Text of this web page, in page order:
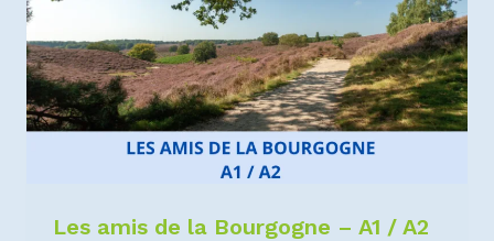
Les amis de la Bourgogne – A1 / A2